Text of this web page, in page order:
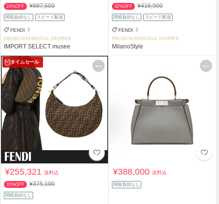
24%OFF ¥687,500
関税負担なし スピード配送
FENDI
PREMIUM PERSONAL SHOPPER
IMPORT SELECT musee
32%OFF ¥416,900
関税負担なし スピード配送
FENDI
PREMIUM PERSONAL SHOPPER
MilanoStyle
タイムセール
¥255,321送料込
31%OFF ¥375,100
関税負担なし
¥388,000送料込
関税負担なし